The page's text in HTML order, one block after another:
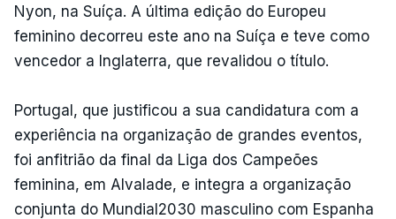
Nyon, na Suíça. A última edição do Europeu
feminino decorreu este ano na Suíça e teve como
vencedor a Inglaterra, que revalidou o título.
Portugal, que justificou a sua candidatura com a
experiência na organização de grandes eventos,
foi anfitrião da final da Liga dos Campeões
feminina, em Alvalade, e integra a organização
conjunta do Mundial2030 masculino com Espanha